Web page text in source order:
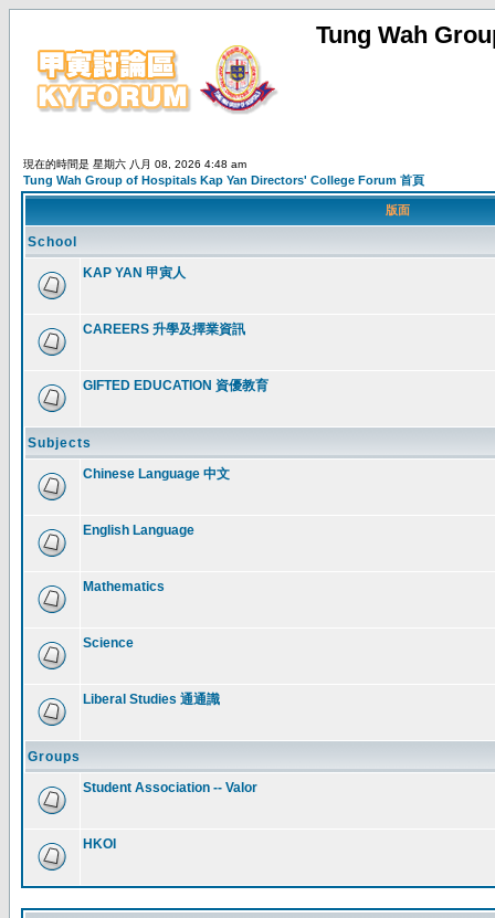
Tung Wah
現在的時間是 星期六 八月 08, 2026 4:48 am
Tung Wah Group of Hospitals Kap Yan Directors' College Forum 首頁
版面
School
KAP YAN 甲寅人
CAREERS 升學及擇業資訊
GIFTED EDUCATION 資優教育
Subjects
Chinese Language 中文
English Language
Mathematics
Science
Liberal Studies 通通識
Groups
Student Association -- Valor
HKOI